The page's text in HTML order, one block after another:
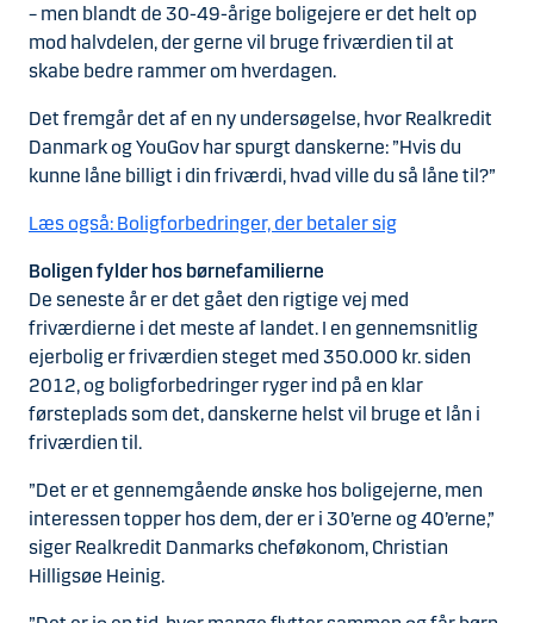
– men blandt de 30-49-årige boligejere er det helt op
mod halvdelen, der gerne vil bruge friværdien til at
skabe bedre rammer om hverdagen.
Det fremgår det af en ny undersøgelse, hvor Realkredit
Danmark og YouGov har spurgt danskerne: ”Hvis du
kunne låne billigt i din friværdi, hvad ville du så låne til?”
Læs også: Boligforbedringer, der betaler sig
Boligen fylder hos børnefamilierne
De seneste år er det gået den rigtige vej med
friværdierne i det meste af landet. I en gennemsnitlig
ejerbolig er friværdien steget med 350.000 kr. siden
2012, og boligforbedringer ryger ind på en klar
førsteplads som det, danskerne helst vil bruge et lån i
friværdien til.
”Det er et gennemgående ønske hos boligejerne, men
interessen topper hos dem, der er i 30’erne og 40’erne,”
siger Realkredit Danmarks cheføkonom, Christian
Hilligsøe Heinig.